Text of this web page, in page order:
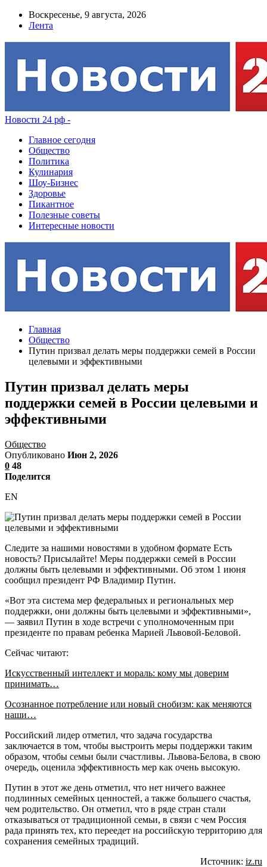
Воскресенье, 9 августа, 2026
Лента
Новости 24 рф -
Главное сегодня
Общество
Политика
Кулинария
Шоу-Бизнес
Здоровье
Пикантное
Полезные советы
Интересные новости
Главная
Общество
Путин призвал делать меры поддержки семей в России
целевыми и эффективными
Путин призвал делать меры
поддержки семей в России целевыми и
эффективными
Общество
Опубликовано Июн 2, 2026
0 48
Поделится
EN
Следите за нашими новостями в удобном формате Есть
новость? Присылайте! Меры поддержки семей в России
должны быть целевыми и эффективными. Об этом 1 июня
сообщил президент РФ Владимир Путин.
«Вот эта система мер федеральных и региональных мер
поддержки, они должны быть целевыми и эффективными»,
— заявил Путин в ходе встречи с уполномоченным при
президенте по правам ребенка Марией Львовой-Беловой.
Сейчас читают:
Искусственный интеллект и мораль: кому мы доверим
принимать…
Осознанное потребление или новый снобизм: как меняются
наши…
Российский лидер отметил, что задача государства
заключается в том, чтобы выстроить меры поддержки таким
образом, чтобы семьи были счастливы. Львова-Белова, в свою
очередь, оценила эффективность мер как очень высокую.
Путин в этот же день отметил, что нет ничего важнее
подлинных семейных ценностей, а также большего счастья,
чем родительство. Он отметил, что в ряде стран стали
отказываться от традиционной семьи, в связи с чем Россия
рада принять тех, кто переедет на российскую территорию для
сохранения семейных традиций.
Источник: iz.ru